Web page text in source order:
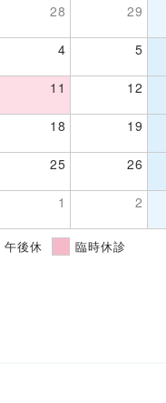
28 29
4 5
11 12
18 19
25 26
1 2
午後休 臨時休診